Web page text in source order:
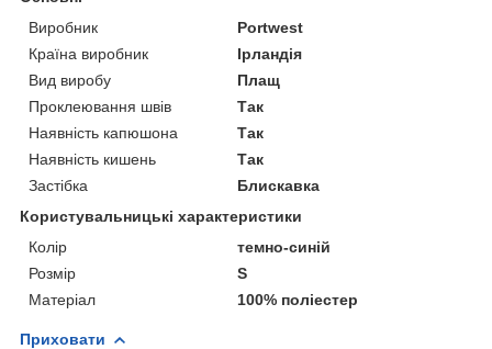
Виробник
Portwest
Країна виробник
Ірландія
Вид виробу
Плащ
Проклеювання швів
Так
Наявність капюшона
Так
Наявність кишень
Так
Застібка
Блискавка
Користувальницькі характеристики
Колір
темно-синій
Розмір
S
Матеріал
100% поліестер
Приховати